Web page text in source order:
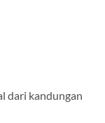
dari kandungan